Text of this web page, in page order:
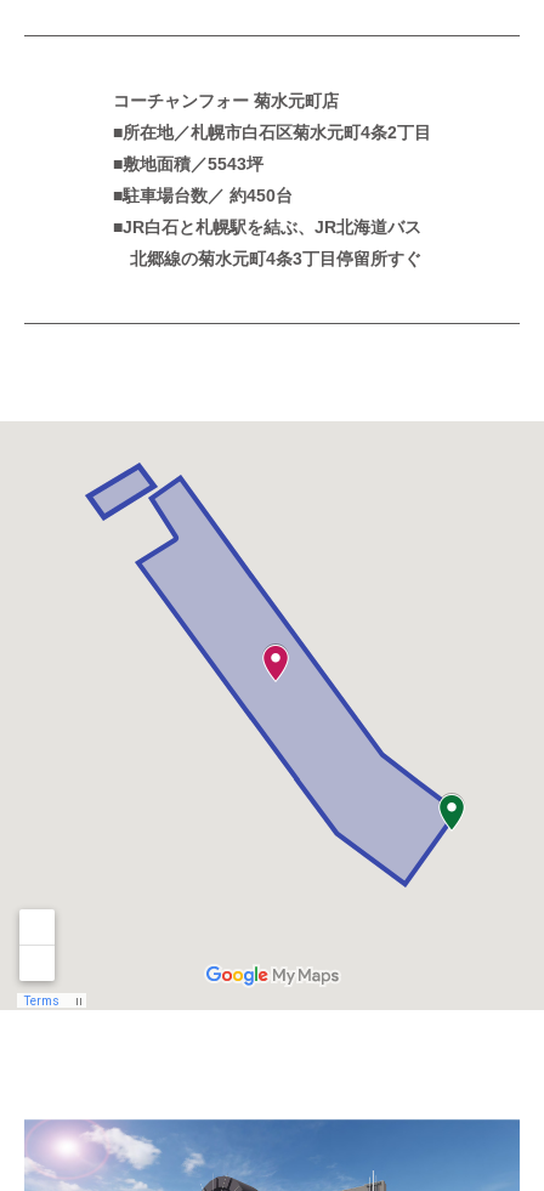
コーチャンフォー 菊水元町店
■所在地／札幌市白石区菊水元町4条2丁目
■敷地面積／5543坪
■駐車場台数／ 約450台
■JR白石と札幌駅を結ぶ、JR北海道バス
北郷線の菊水元町4条3丁目停留所すぐ